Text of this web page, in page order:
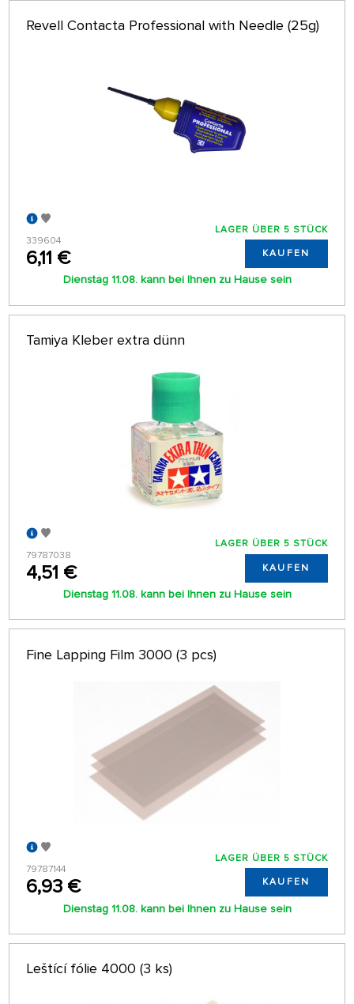
Revell Contacta Professional with Needle (25g)
339604
6,11 €
LAGER ÜBER 5 STÜCK
KAUFEN
Dienstag 11.08. kann bei Ihnen zu Hause sein
Tamiya Kleber extra dünn
79787038
4,51 €
LAGER ÜBER 5 STÜCK
KAUFEN
Dienstag 11.08. kann bei Ihnen zu Hause sein
Fine Lapping Film 3000 (3 pcs)
79787144
6,93 €
LAGER ÜBER 5 STÜCK
KAUFEN
Dienstag 11.08. kann bei Ihnen zu Hause sein
Leštící fólie 4000 (3 ks)